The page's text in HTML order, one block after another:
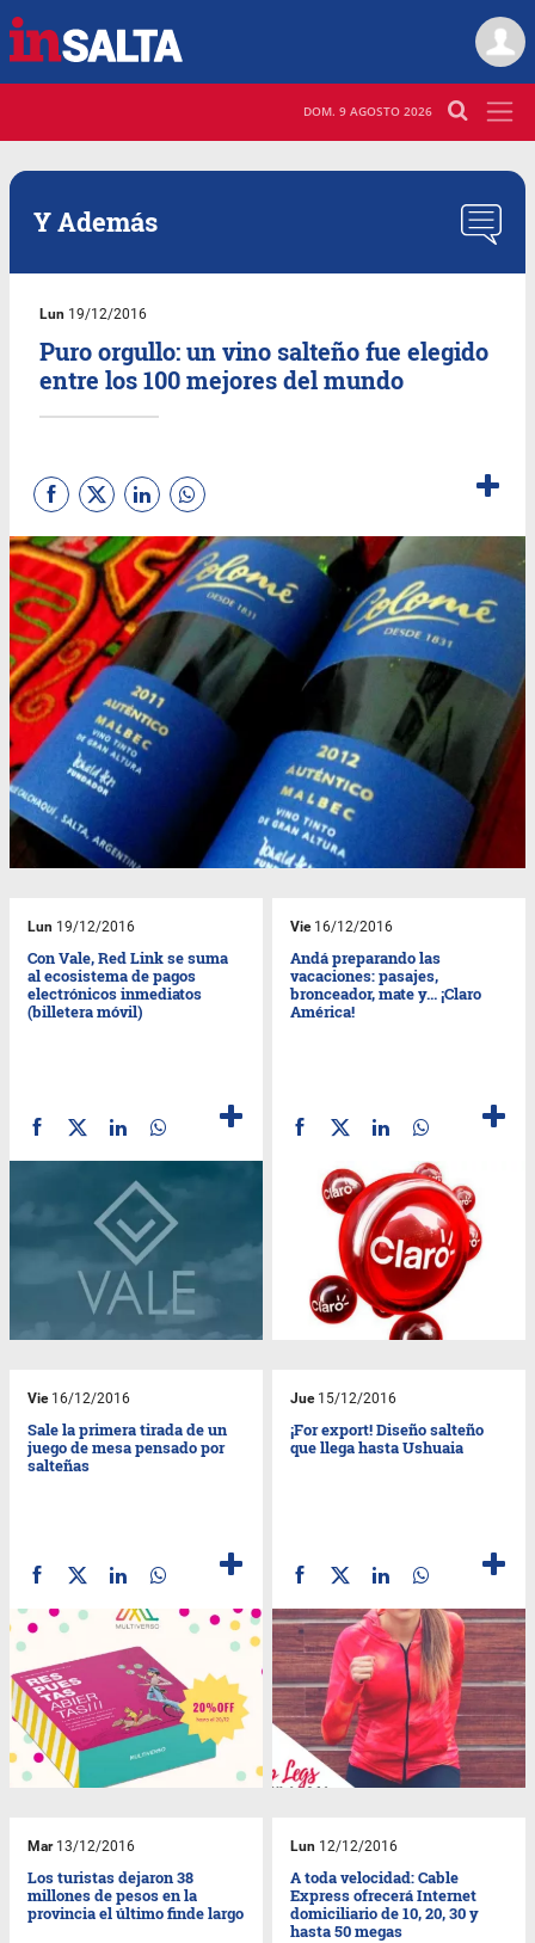
DOM. 9 AGOSTO 2026
Y Además
Lun 19/12/2016
Puro orgullo: un vino salteño fue elegido
entre los 100 mejores del mundo
Lun 19/12/2016
Con Vale, Red Link se suma
al ecosistema de pagos
electrónicos inmediatos
(billetera móvil)
Vie16/12/2016
Andá preparando las
vacaciones: pasajes,
bronceador, mate y... ¡Claro
América!
Vie16/12/2016
Sale la primera tirada de un
juego de mesa pensado por
salteñas
Jue15/12/2016
¡For export! Diseño salteño
que llega hasta Ushuaia
Mar13/12/2016
Los turistas dejaron 38
millones de pesos en la
provincia el último finde largo
Lun 12/12/2016
A toda velocidad: Cable
Express ofrecerá Internet
domiciliario de 10, 20, 30 y
hasta 50 megas